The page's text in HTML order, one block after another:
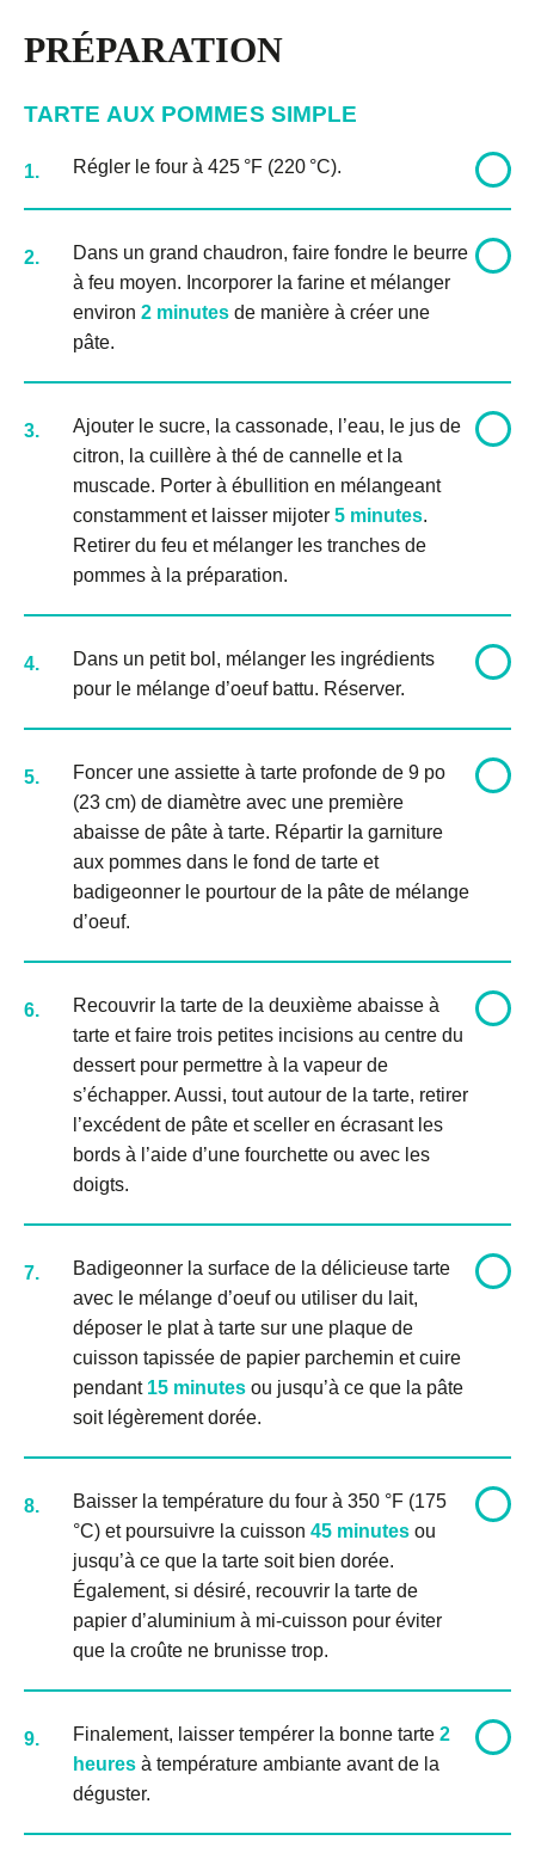
PRÉPARATION
TARTE AUX POMMES SIMPLE
1. Régler le four à 425 °F (220 °C).
2.
Dans un grand chaudron, faire fondre le beurre
à feu moyen. Incorporer la farine et mélanger
environ2 minutes de manière à créer une
pâte.
3.
Ajouter le sucre, la cassonade, l’eau, le jus de
citron, la cuillère à thé de cannelle et la
muscade. Porter à ébullition en mélangeant
constamment et laisser mijoter5 minutes.
Retirer du feu et mélanger les tranches de
pommes à la préparation.
4.
Dans un petit bol, mélanger les ingrédients
pour le mélange d’oeuf battu. Réserver.
5.
Foncer une assiette à tarte profonde de 9 po
(23 cm) de diamètre avec une première
abaisse de pâte à tarte. Répartir la garniture
aux pommes dans le fond de tarte et
badigeonner le pourtour de la pâte de mélange
d’oeuf.
6.
Recouvrir la tarte de la deuxième abaisse à
tarte et faire trois petites incisions au centre du
dessert pour permettre à la vapeur de
s’échapper. Aussi, tout autour de la tarte, retirer
l’excédent de pâte et sceller en écrasant les
bords à l’aide d’une fourchette ou avec les
doigts.
7.
Badigeonner la surface de la délicieuse tarte
avec le mélange d’oeuf ou utiliser du lait,
déposer le plat à tarte sur une plaque de
cuisson tapissée de papier parchemin et cuire
pendant 15 minutes ou jusqu’à ce que la pâte
soit légèrement dorée.
8.
Baisser la température du four à 350 °F (175
°C) et poursuivre la cuisson45 minutes ou
jusqu’à ce que la tarte soit bien dorée.
Également, si désiré, recouvrir la tarte de
papier d’aluminium à mi-cuisson pour éviter
que la croûte ne brunisse trop.
9. Finalement, laisser tempérer la bonne tarte2
heures à température ambiante avant de la
déguster.